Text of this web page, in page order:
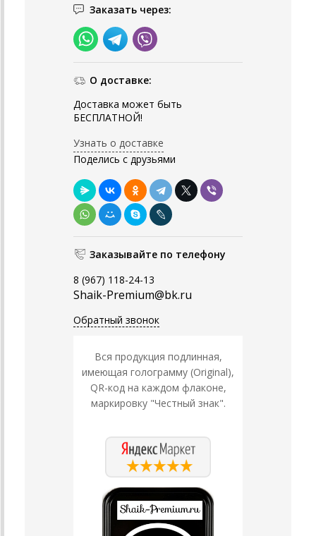
Заказать через:
О доставке:
Доставка может быть
БЕСПЛАТНОЙ!
Узнать о доставке
Поделись с друзьями
Заказывайте по телефону
8 (967) 118-24-13
Shaik-Premium@bk.ru
Обратный звонок
Вся продукция подлинная,
имеющая голограмму (Original),
QR-код на каждом флаконе,
маркировку "Честный знак".